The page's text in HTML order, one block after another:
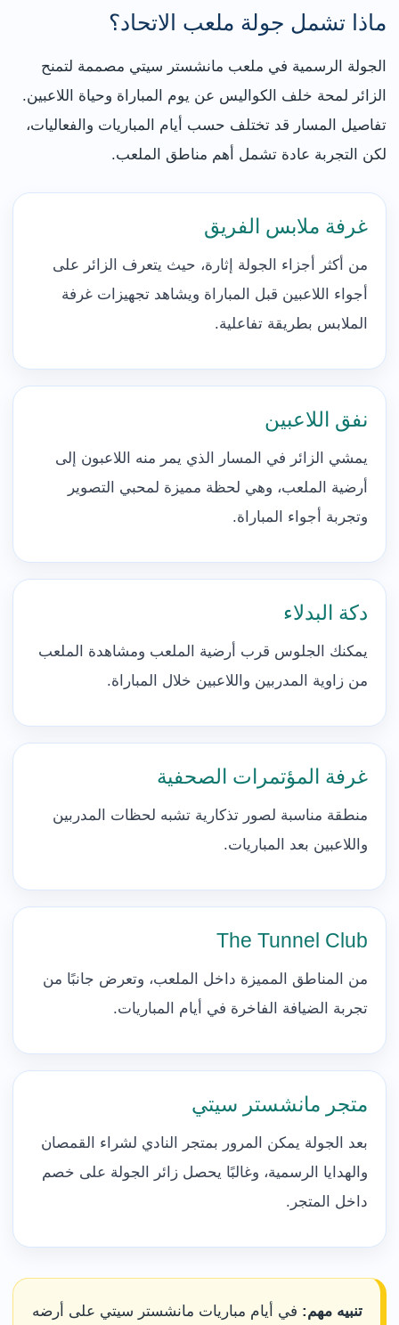
ماذا تشمل جولة ملعب الاتحاد؟
الجولة الرسمية في ملعب مانشستر سيتي مصممة لتمنح
الزائر لمحة خلف الكواليس عن يوم المباراة وحياة اللاعبين.
تفاصيل المسار قد تختلف حسب أيام المباريات والفعاليات،
لكن التجربة عادة تشمل أهم مناطق الملعب.
غرفة ملابس الفريق
من أكثر أجزاء الجولة إثارة، حيث يتعرف الزائر على
أجواء اللاعبين قبل المباراة ويشاهد تجهيزات غرفة
الملابس بطريقة تفاعلية.
نفق اللاعبين
يمشي الزائر في المسار الذي يمر منه اللاعبون إلى
أرضية الملعب، وهي لحظة مميزة لمحبي التصوير
وتجربة أجواء المباراة.
دكة البدلاء
يمكنك الجلوس قرب أرضية الملعب ومشاهدة الملعب
من زاوية المدربين واللاعبين خلال المباراة.
غرفة المؤتمرات الصحفية
منطقة مناسبة لصور تذكارية تشبه لحظات المدربين
واللاعبين بعد المباريات.
The Tunnel Club
من المناطق المميزة داخل الملعب، وتعرض جانبًا من
تجربة الضيافة الفاخرة في أيام المباريات.
متجر مانشستر سيتي
بعد الجولة يمكن المرور بمتجر النادي لشراء القمصان
والهدايا الرسمية، وغالبًا يحصل زائر الجولة على خصم
داخل المتجر.
تنبيه مهم: في أيام مباريات مانشستر سيتي على أرضه